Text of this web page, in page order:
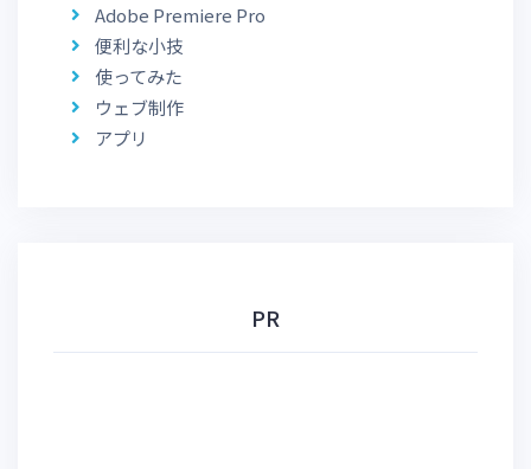
Adobe Premiere Pro
便利な小技
使ってみた
ウェブ制作
アプリ
PR